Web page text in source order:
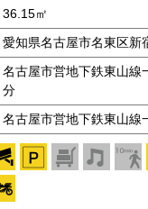
36.15㎡
愛知県名古屋市名東区新
名古屋市営地下鉄東山線
分
名古屋市営地下鉄東山線